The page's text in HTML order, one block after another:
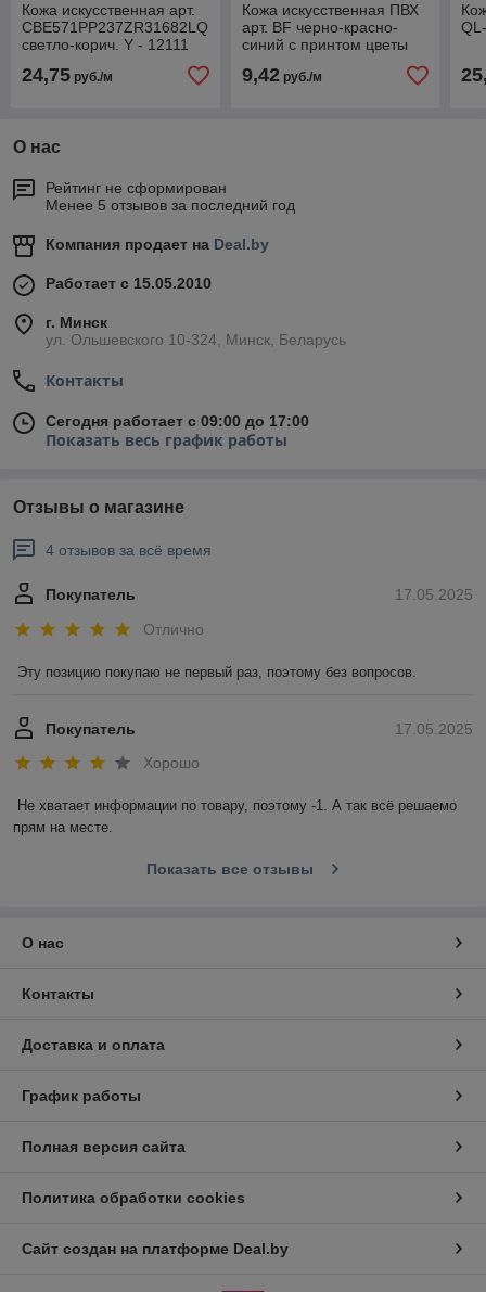
Кожа искусственная арт.
CBE571PP237ZR31682LQ
светло-корич. Y - 12111
24,75 руб./м
Кожа искусственная ПВХ
арт. BF черно-красно-
синий с принтом цветы
9,42руб./м
О нас
Рейтинг не сформирован
Менее 5 отзывов за последний год
Компания продает на Deal.by
Работает с 15.05.2010
г. Минск
ул. Ольшевского 10-324, Минск, Беларусь
Контакты
Сегодня работает с 09:00 до 17:00
Показать весь график работы
Отзывы о магазине
4 отзывов за всё время
17.05.2025
Покупатель
Отлично
Эту позицию покупаю не первый раз, поэтому без вопросов.
17.05.2025
Покупатель
Хорошо
Не хватает информации по товару, поэтому -1. А так всё решаемо
прям на месте.
Показать все отзывы
О нас
Контакты
Доставка и оплата
График работы
Полная версия сайта
Политика обработки cookies
Сайт создан на платформе Deal.by